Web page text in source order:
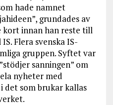
hade namnet
grundades av
kort innan han reste till
Flera svenska IS-
gruppen. Syftet var
sanningen” om
nyheter med
det som brukar kallas